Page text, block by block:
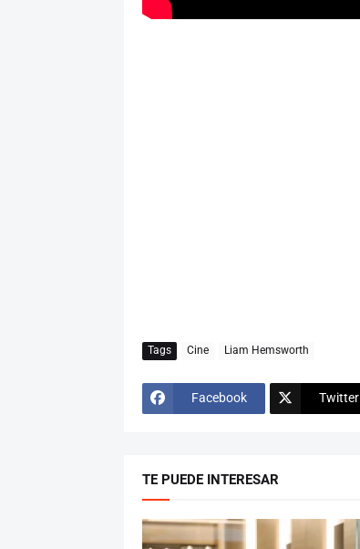
Tags Cine Liam Hemsworth
Facebook Twitter
TE PUEDE INTERESAR